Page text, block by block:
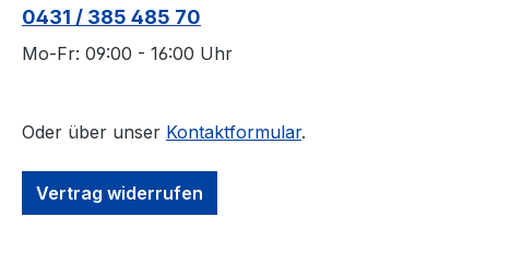
0431 / 385 485 70
Mo-Fr: 09:00 - 16:00 Uhr
Oder über unser Kontaktformular.
Vertrag widerrufen